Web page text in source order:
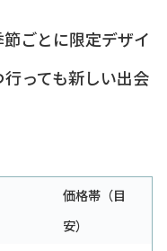
ごとに限定デザイ
っても新しい出会
価格帯（目
安）